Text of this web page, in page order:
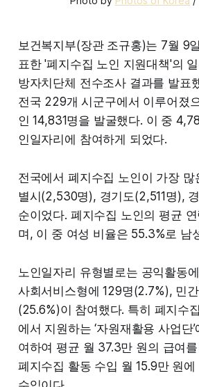
보건복지부(장관 조규홍)는 7월 9
표한 '폐지수집 노인 지원대책'의
방자치단체 전수조사 결과를 발표
전국 229개 시군구에서 이루어졌
인 14,831명을 발굴했다. 이 중
인일자리에 참여하게 되었다.
전국에서 폐지수집 노인이 가장 많
별시(2,530명), 경기도(2,511명),
순이었다. 폐지수집 노인의 평균
며, 이 중 여성 비율은 55.3%로 남
노인일자리 유형별로는 공익활동
사회서비스형에 129명(2.7%), 민
(25.6%)이 참여했다. 특히 폐지수
에서 지원하는 ‘자원재활용 사업단
여하여 평균 월 37.3만 원의 급여
폐지수집 활동 수입 월 15.9만 원